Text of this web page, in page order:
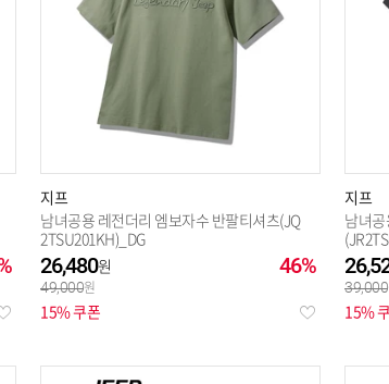
지프
남녀공용 레전더리 엠보자수 반팔티셔츠(JQ
2TSU201KH)_DG
46%
26,480
49,000
15% 쿠폰
지프
남녀
39,000
15%